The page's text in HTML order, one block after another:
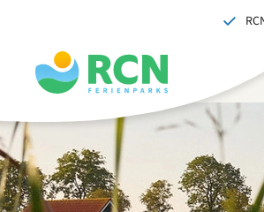
springen
springen
springen